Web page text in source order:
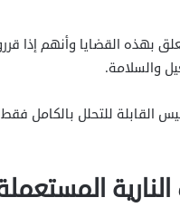
بهذه القضايا وأنهم إذا
والسلامة.
القابلة للتحلل بالكامل